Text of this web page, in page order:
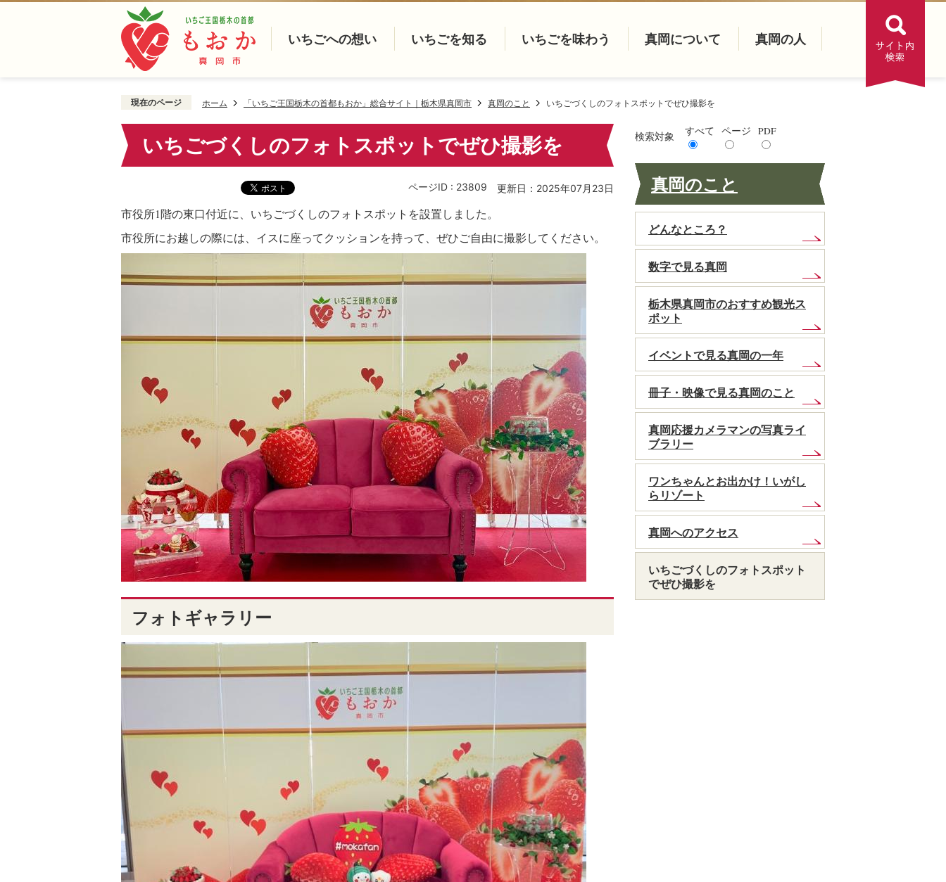
いちごへの想い いちごを知る いちごを味わう 真岡について 真岡の人
現在のページ ホーム 「いちご王国栃木の首都もおか」総合サイト｜栃木県真岡市 真岡のこと いちごづくしのフォトスポットでぜひ撮影を
いちごづくしのフォトスポットでぜひ撮影を
ページID : 23809 更新日：2025年07月23日
市役所1階の東口付近に、いちごづくしのフォトスポットを設置しました。
市役所にお越しの際には、イスに座ってクッションを持って、ぜひご自由に撮影してください。
フォトギャラリー
検索対象 すべて ページ PDF
真岡のこと
どんなところ？
数字で見る真岡
栃木県真岡市のおすすめ観光ス
ポット
イベントで見る真岡の一年
冊子・映像で見る真岡のこと
真岡応援カメラマンの写真ライ
ブラリー
ワンちゃんとお出かけ！いがし
らリゾート
真岡へのアクセス
いちごづくしのフォトスポット
でぜひ撮影を